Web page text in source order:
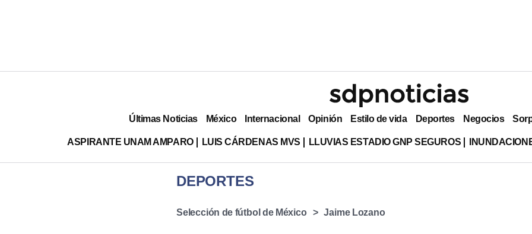
Últimas Noticias México Internacional Opinión Estilo de vida Deportes Negocios
ASPIRANTE UNAM AMPARO LUIS CÁRDENAS MVS LLUVIAS ESTADIO GNP SEGUROS
DEPORTES
Selección de fútbol de México Jaime Lozano